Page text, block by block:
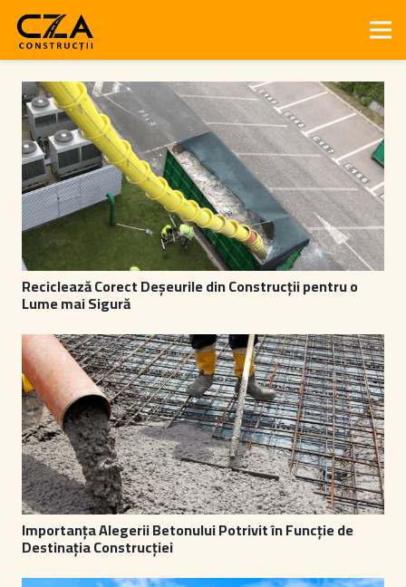
Reciclează Corect Deșeurile din Construcții pentru o
Lume mai Sigură
Importanța Alegerii Betonului Potrivit în Funcție de
Destinația Construcției